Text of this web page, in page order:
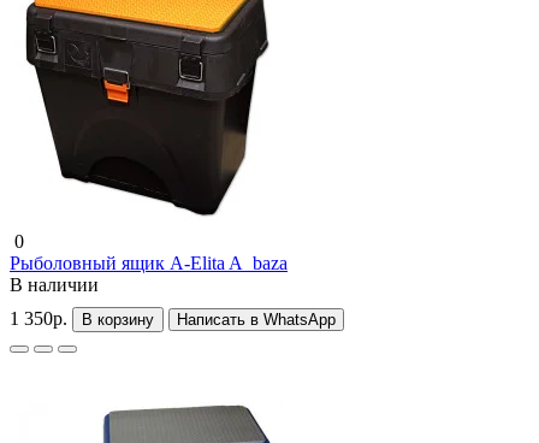
0
Рыболовный ящик A-Elita A_baza
В наличии
1 350р.
В корзину Написать в WhatsApp